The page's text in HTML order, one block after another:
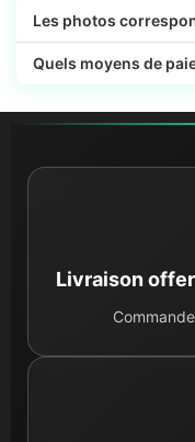
Les photos
Quels moyens de
Livraison